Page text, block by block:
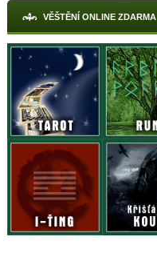
VĚŠTĚNÍ ONLINE ZDARMA